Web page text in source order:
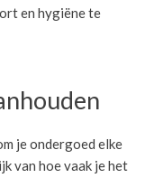
en hygiëne te
je ondergoed elke
van hoe vaak je het